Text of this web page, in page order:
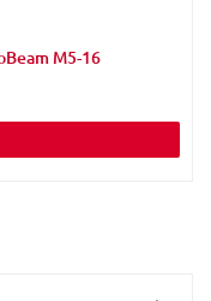
M5-16